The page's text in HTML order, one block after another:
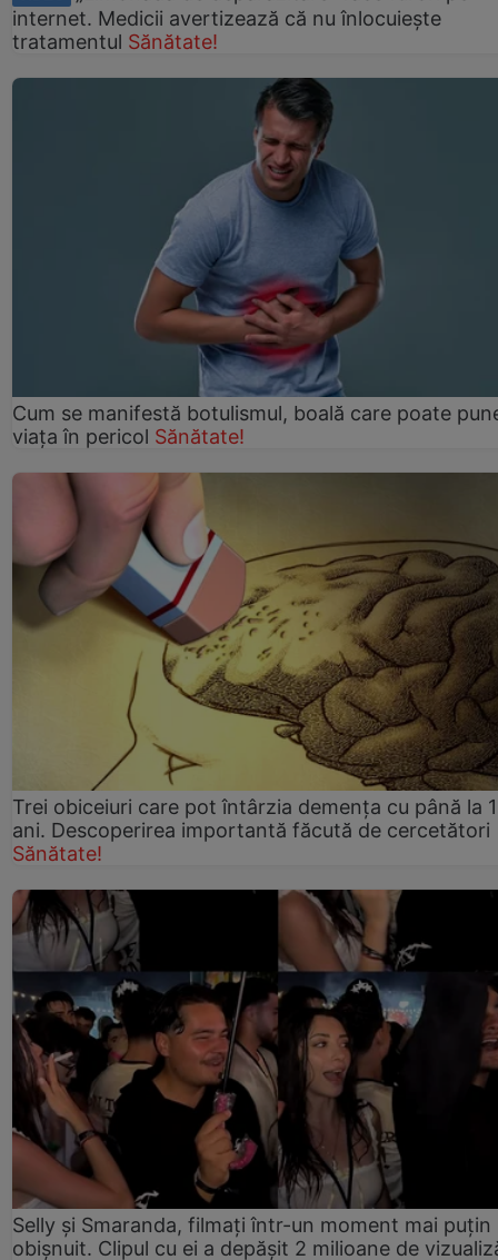
internet. Medicii avertizează că nu înlocuiește
tratamentul Sănătate!
Cum se manifestă botulismul, boală care poate
viaţa în pericol Sănătate!
Trei obiceiuri care pot întârzia demența cu până la
ani. Descoperirea importantă făcută de cercetători
Sănătate!
Selly și Smaranda, filmați într-un moment mai puțin
obișnuit. Clipul cu ei a depășit 2 milioane de